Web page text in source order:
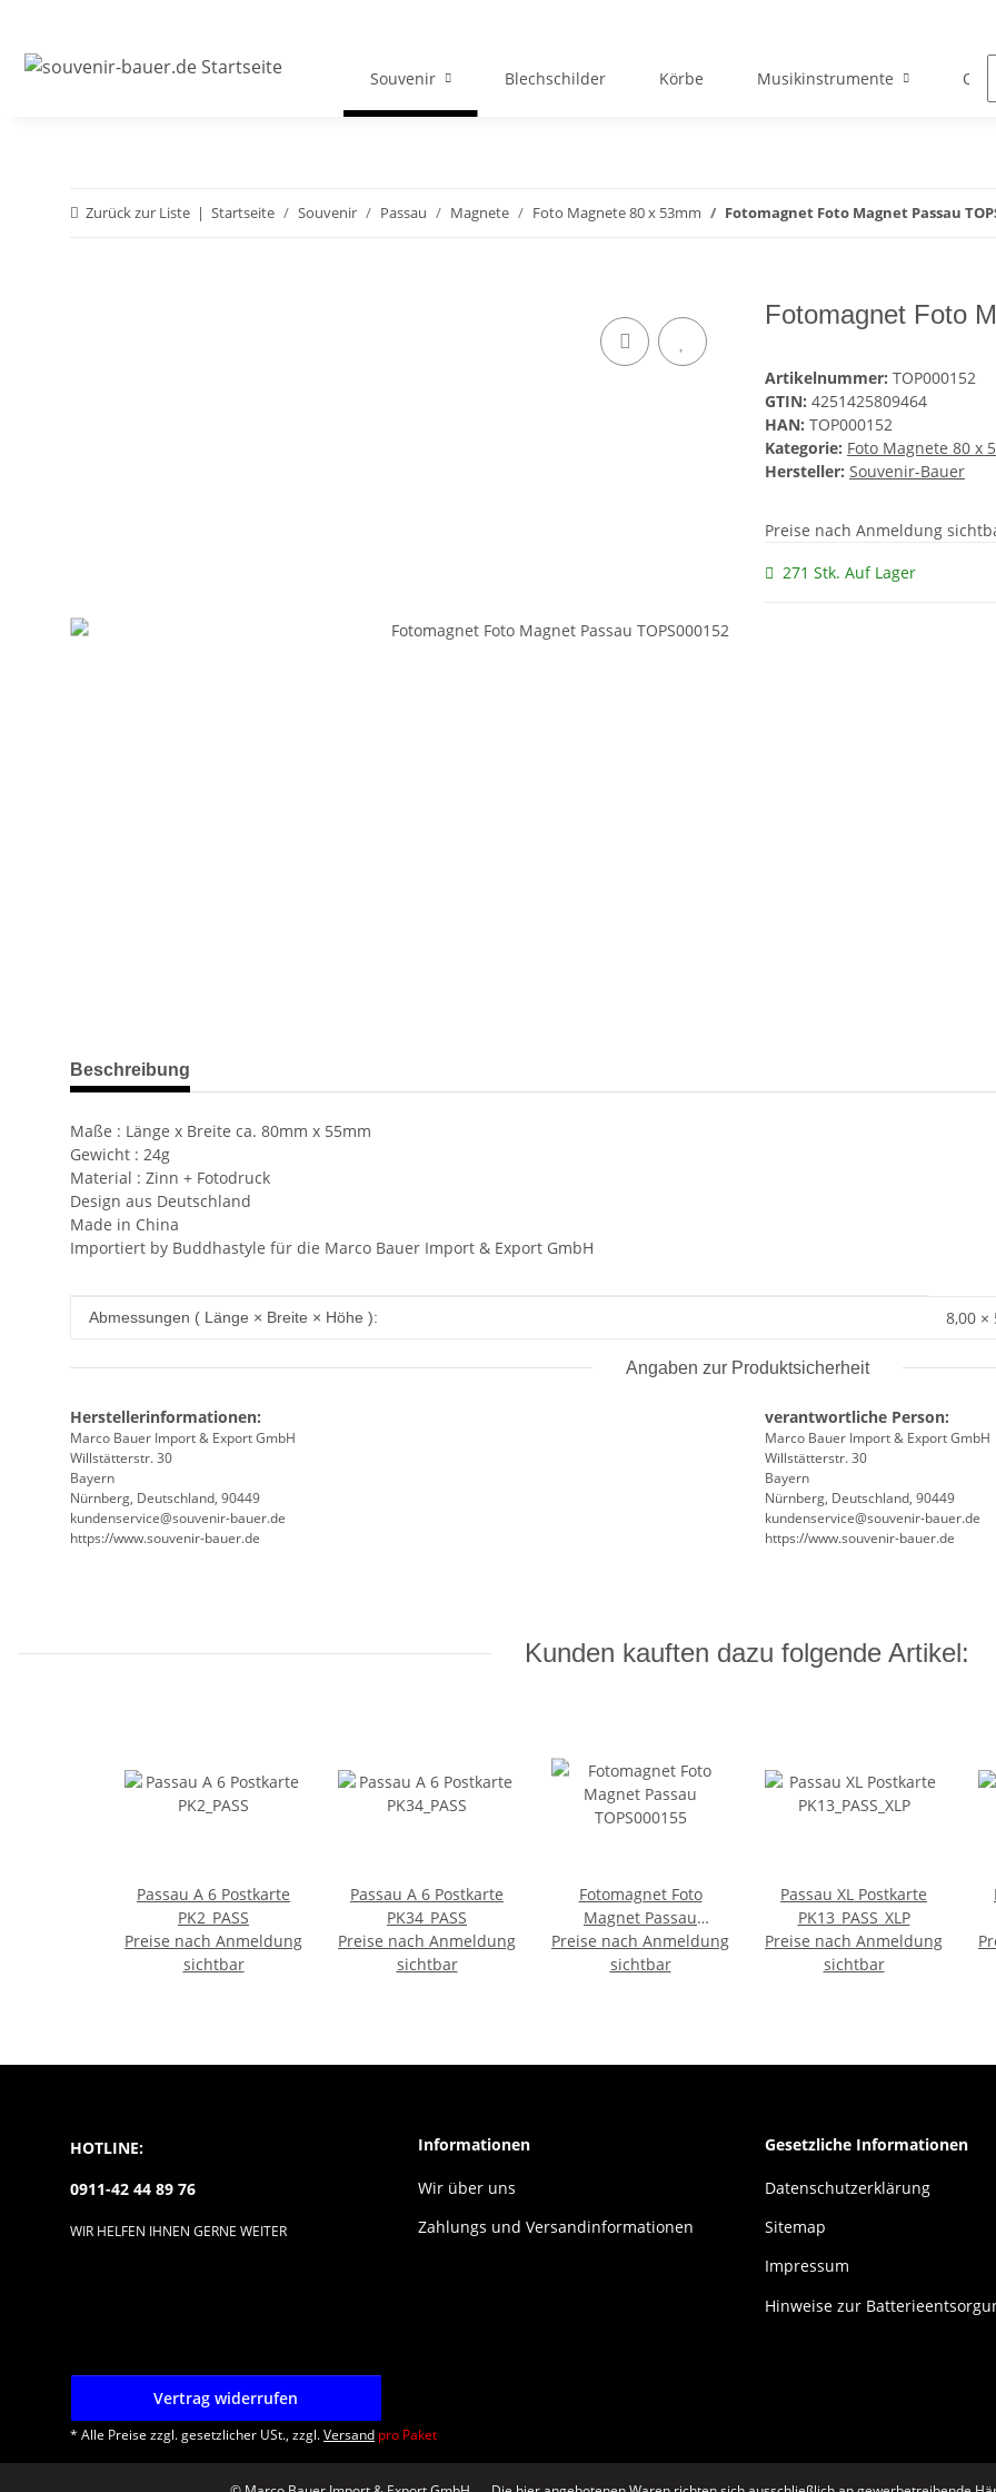
Souvenir Blechschilder Körbe Musikinstrumente
Zurück zur Liste Startseite Souvenir Passau Magnete Foto Magnete 80 x 53mm Fotomagnet Foto Magnet Passau
Fotomagnet Foto
Artikelnummer: TOP000152
GTIN: 4251425809464
HAN: TOP000152
Kategorie: Foto Magnete 80 x
Hersteller: Souvenir-Bauer
Preise nach Anmeldung
271 Stk. Auf Lager
weitere Registerkarten anzeigen
Beschreibung
Maße : Länge x Breite ca. 80mm x 55mm
Gewicht : 24g
Material : Zinn + Fotodruck
Design aus Deutschland
Made in China
Importiert by Buddhastyle für die Marco Bauer Import & Export GmbH
Produkteigenschaft
Wert
Abmessungen ( Länge × Breite × Höhe ): 8,00 ×
Angaben zur Produktsicherheit
Herstellerinformationen:
Marco Bauer Import & Export GmbH
Willstätterstr. 30
Bayern
Nürnberg, Deutschland, 90449
kundenservice@souvenir-bauer.de
https://www.souvenir-bauer.de
verantwortliche Person:
Marco Bauer Import & Export GmbH
Willstätterstr. 30
Bayern
Nürnberg, Deutschland, 90449
kundenservice@souvenir-bauer.de
https://www.souvenir-bauer.de
Kunden kauften dazu folgende Artikel:
Passau A 6 Postkarte
PK2_PASS
Preise nach Anmeldung
sichtbar
Passau A 6 Postkarte
PK34_PASS
Preise nach Anmeldung
sichtbar
Fotomagnet Foto
Magnet Passau
TOPS000155
Preise nach Anmeldung
sichtbar
Passau XL Postkarte
PK13_PASS_XLP
Preise nach Anmeldung
sichtbar
HOTLINE:
0911-42 44 89 76
WIR HELFEN IHNEN GERNE WEITER
Informationen
Wir über uns
Zahlungs und Versandinformationen
Gesetzliche Informationen
Datenschutzerklärung
Sitemap
Impressum
Hinweise zur
Vertrag widerrufen
* Alle Preise zzgl. gesetzlicher USt., zzgl.Versand pro Paket